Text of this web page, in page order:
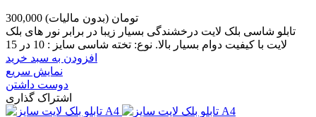
300,000 تومان (بدون مالیات)
تابلو شاسی بلک لایت درخشندگی بسیار زیبا در برابر نور های بلک
لایت با کیفیت دوام بسیار بالا. نوع: تخته شاسی سایز : 10 در 15
افزودن به سبد خرید
نمایش سریع
دوست داشتن
اشتراک گذاری